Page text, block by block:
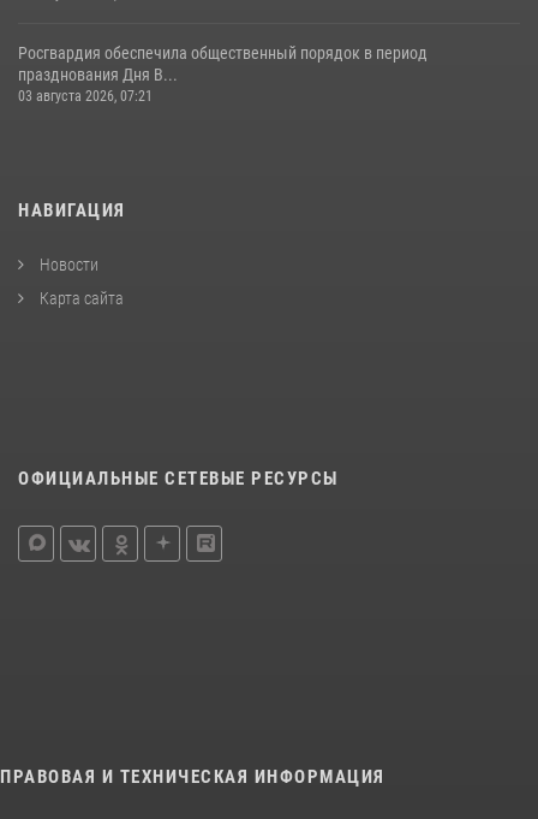
Росгвардия обеспечила общественный порядок в период
празднования Дня В...
03 августа 2026, 07:21
НАВИГАЦИЯ
Новости
Карта сайта
ОФИЦИАЛЬНЫЕ СЕТЕВЫЕ РЕСУРСЫ
ПРАВОВАЯ И ТЕХНИЧЕСКАЯ ИНФОРМАЦИЯ